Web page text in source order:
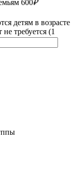
600₽
детям в возрасте
требуется (1